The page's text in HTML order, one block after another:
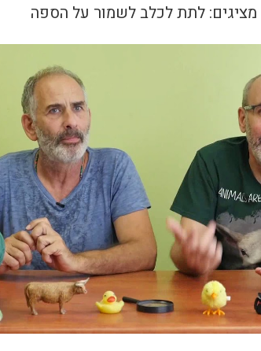
מציגים: לתת לכלב לשמור על הספה